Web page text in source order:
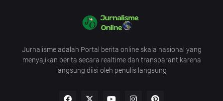
Jurnalisme adalah Portal berita online skala nasional yang
menyajikan berita secara realtime dan transparant karena
langsung diisi oleh penulis langsung